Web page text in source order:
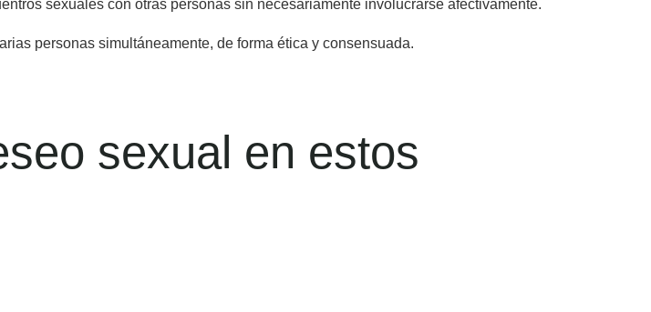
sexuales con otras personas sin necesariamente involucrarse afectivamente.
personas simultáneamente, de forma ética y consensuada.
sexual en estos